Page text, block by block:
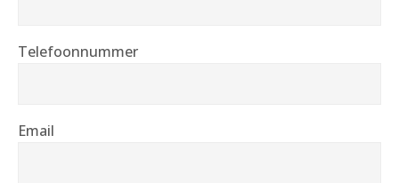
Telefoonnummer
Email